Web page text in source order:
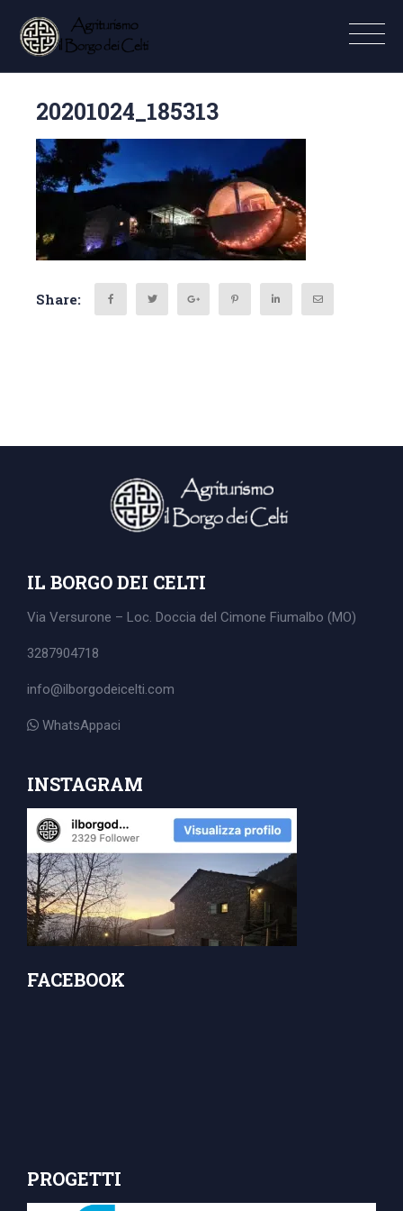
20201024_185313
Share:
IL BORGO DEI CELTI
Via Versurone – Loc. Doccia del Cimone Fiumalbo (MO)
3287904718
info@ilborgodeicelti.com
WhatsAppaci
INSTAGRAM
FACEBOOK
PROGETTI
Search